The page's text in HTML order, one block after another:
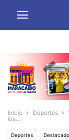
Inicio Deportes
los...
Deportes